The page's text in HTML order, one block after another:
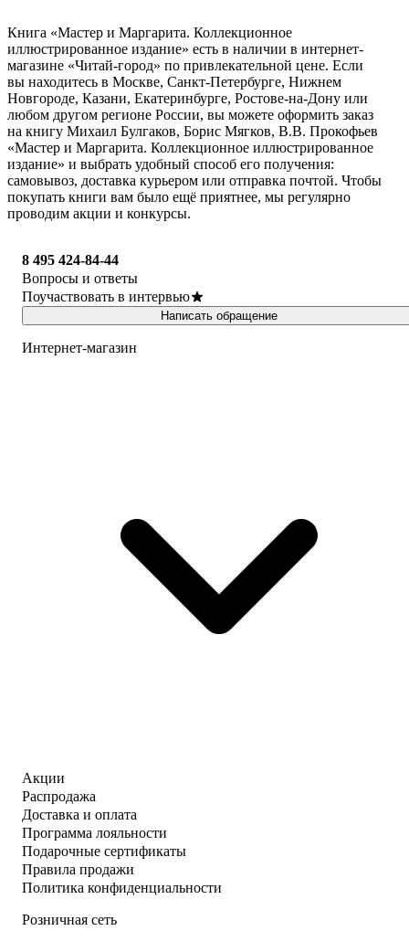
Книга «Мастер и Маргарита. Коллекционное
иллюстрированное издание» есть в наличии в интернет-
магазине «Читай-город» по привлекательной цене. Если
вы находитесь в Москве, Санкт-Петербурге, Нижнем
Новгороде, Казани, Екатеринбурге, Ростове-на-Дону или
любом другом регионе России, вы можете оформить заказ
на книгу Михаил Булгаков, Борис Мягков, В.В. Прокофьев
«Мастер и Маргарита. Коллекционное иллюстрированное
издание» и выбрать удобный способ его получения:
самовывоз, доставка курьером или отправка почтой. Чтобы
покупать книги вам было ещё приятнее, мы регулярно
проводим акции и конкурсы.
8 495 424-84-44
Вопросы и ответы
Поучаствовать в интервью
Написать обращение
Интернет-магазин
Акции
Распродажа
Доставка и оплата
Программа лояльности
Подарочные сертификаты
Правила продажи
Политика конфиденциальности
Розничная сеть